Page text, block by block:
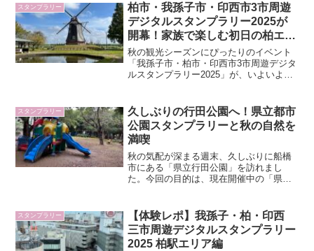
スタンプラリー
柏市・我孫子市・印西市3市周遊
デジタルスタンプラリー2025が
開幕！家族で楽しむ初日の柏エリ
ア体験レポート
秋の観光シーズンにぴったりのイベント
「我孫子市・柏市・印西市3市周遊デジタ
ルスタンプラリー2025」が、いよいよ始
スタンプを集められる人気企画。今年も
各地をめぐる楽しみ...
スタンプラリー
久しぶりの行田公園へ！県立都市
公園スタンプラリーと秋の自然を
満喫
秋の気配が深まる週末、久しぶりに船橋
市にある「県立行田公園」を訪れまし
た。今回の目的は、現在開催中の「県立
んびり過ごす休日としても、ジョギング
やウォーキングを楽しむ人に...
スタンプラリー
【体験レポ】我孫子・柏・印西
三市周遊デジタルスタンプラリー
2025 柏駅エリア編